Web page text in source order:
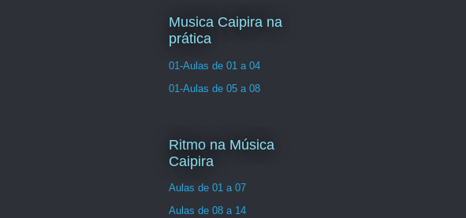
Musica Caipira na
prática
01-Aulas de 01 a 04
01-Aulas de 05 a 08
Ritmo na Música
Caipira
Aulas de 01 a 07
Aulas de 08 a 14